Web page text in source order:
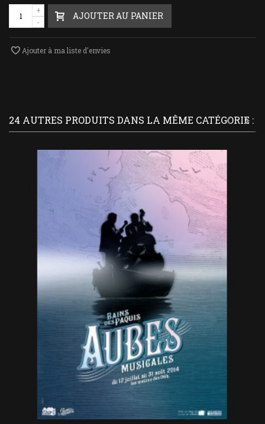
-
+ AJOUTER AU PANIER
Ajouter à ma liste d'envies
24 AUTRES PRODUITS DANS LA MÊME CATÉGORIE :